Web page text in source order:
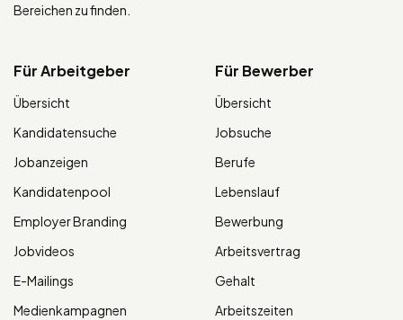
Bereichen zu finden.
Für Arbeitgeber
Übersicht
Kandidatensuche
Jobanzeigen
Kandidatenpool
Employer Branding
Jobvideos
E-Mailings
Medienkampagnen
Für Bewerber
Übersicht
Jobsuche
Berufe
Lebenslauf
Bewerbung
Arbeitsvertrag
Gehalt
Arbeitszeiten